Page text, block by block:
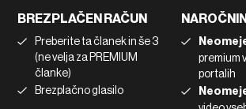
BREZPLAČEN RAČUN
Preberite ta članek in še 3
(ne velja za PREMIUM
članke)
Brezplačno glasilo
premium
portalih
Marketing
Uporaba umetne inteligence
Linkedin
Tiktok
©2022 - 2026 Bloomberg L.P. All Rights